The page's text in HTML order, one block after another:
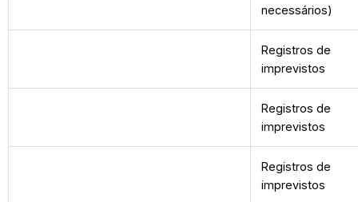
necessários)
Registros de
imprevistos
Registros de
imprevistos
Registros de
imprevistos